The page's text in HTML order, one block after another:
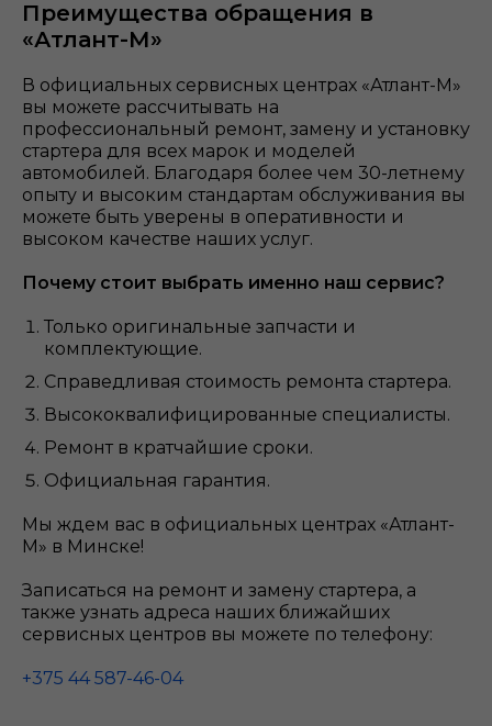
Преимущества обращения в
«Атлант-М»
В официальных сервисных центрах «Атлант-М»
вы можете рассчитывать на
профессиональный ремонт, замену и установку
стартера для всех марок и моделей
автомобилей. Благодаря более чем 30-летнему
опыту и высоким стандартам обслуживания вы
можете быть уверены в оперативности и
высоком качестве наших услуг.
Почему стоит выбрать именно наш сервис?
Только оригинальные запчасти и
комплектующие.
Справедливая стоимость ремонта стартера.
Высококвалифицированные специалисты.
Ремонт в кратчайшие сроки.
Официальная гарантия.
Мы ждем вас в официальных центрах «Атлант-
М» в Минске!
Записаться на ремонт и замену стартера, а
также узнать адреса наших ближайших
сервисных центров вы можете по телефону:
+375 44 587-46-04